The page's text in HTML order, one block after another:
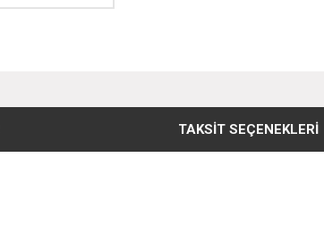
TAKSIT SEÇENEKLERI